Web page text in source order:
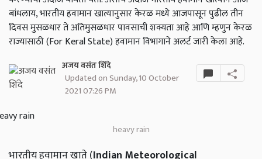
बांधलाय, भारतीय हवामान खात्यानुसार केरळ मध्ये आजपासून पुढील तीन
दिवस मुसळधार ते अतिमुसळधार पावसाची शक्यता आहे आणि म्हणुन केरळ
राज्यासाठी (For Keral State) हवामान विभागाने अलर्ट जारी केला आहे.
अजय वसंत शिंदे
Updated on Sunday, 10 October
2021 07:26 PM
heavy rain
भारतीय हवामान खाते (Indian Meteorological